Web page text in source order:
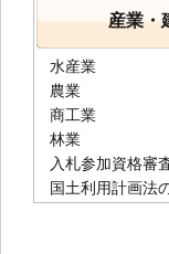
産業・
水産業
農業
商工業
林業
入札参加資格審
国土利用計画法